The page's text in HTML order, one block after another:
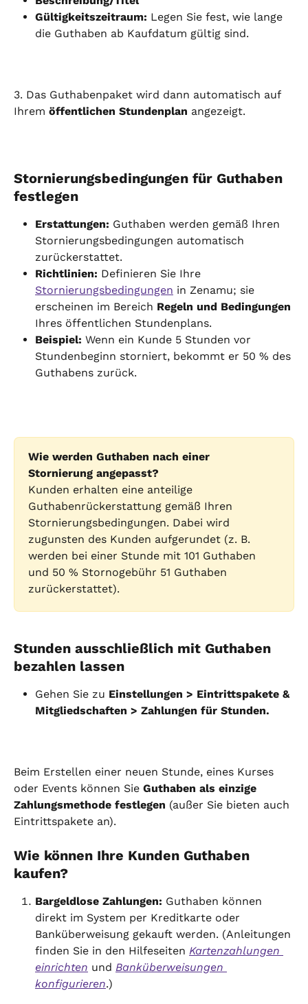
Gültigkeitszeitraum: Legen Sie fest, wie lange
die Guthaben ab Kaufdatum gültig sind.
3. Das Guthabenpaket wird dann automatisch auf
Ihrem öffentlichen Stundenplan angezeigt.
Stornierungsbedingungen für Guthaben
festlegen
Erstattungen: Guthaben werden gemäß Ihren
Stornierungsbedingungen automatisch
zurückerstattet.
Richtlinien: Definieren Sie Ihre
Stornierungsbedingungen in Zenamu; sie
erscheinen im Bereich Regeln und Bedingungen
Ihres öffentlichen Stundenplans.
Beispiel: Wenn ein Kunde 5 Stunden vor
Stundenbeginn storniert, bekommt er 50 % des
Guthabens zurück.
Wie werden Guthaben nach einer
Stornierung angepasst?
Kunden erhalten eine anteilige
Guthabenrückerstattung gemäß Ihren
Stornierungsbedingungen. Dabei wird
zugunsten des Kunden aufgerundet (z. B.
werden bei einer Stunde mit 101 Guthaben
und 50 % Stornogebühr 51 Guthaben
zurückerstattet).
Stunden ausschließlich mit Guthaben
bezahlen lassen
Gehen Sie zu Einstellungen > Eintrittspakete &
Mitgliedschaften > Zahlungen für Stunden.
Beim Erstellen einer neuen Stunde, eines Kurses
oder Events können Sie Guthaben als einzige
Zahlungsmethode festlegen (außer Sie bieten auch
Eintrittspakete an).
Wie können Ihre Kunden Guthaben
kaufen?
Bargeldlose Zahlungen: Guthaben können
direkt im System per Kreditkarte oder
Banküberweisung gekauft werden. (Anleitungen
finden Sie in den Hilfeseiten Kartenzahlungen
einrichten und Banküberweisungen
konfigurieren.)